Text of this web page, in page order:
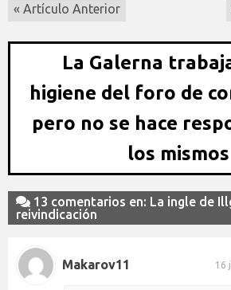
« Artículo Anterior
La Galerna
higiene del foro de
pero no se hace
los mismos
13 comentarios en: La ingle de
reivindicación
Makarov11 16